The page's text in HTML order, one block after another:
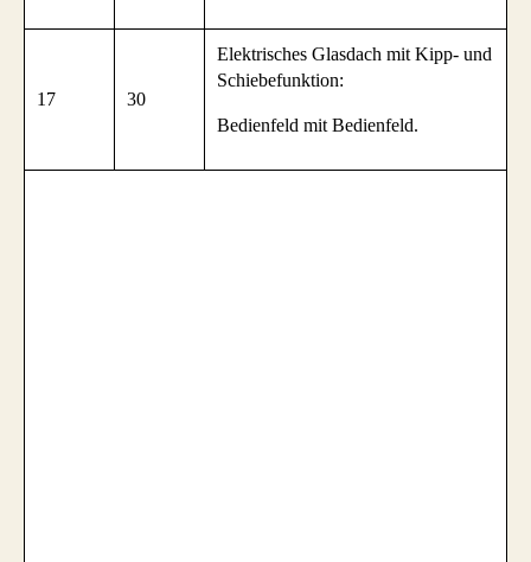
17 30
Elektrisches Glasdach mit Kipp- und
Schiebefunktion:
Bedienfeld mit Bedienfeld.